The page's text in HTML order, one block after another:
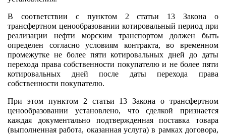
В соответствии с пунктом 2 статьи 13 Закона о
трансфертном ценообразовании котировальный период при
реализации нефти морским транспортом должен быть
определен согласно условиям контракта, во временном
промежутке не более пяти котировальных дней до даты
перехода права собственности покупателю и не более пяти
котировальных дней после даты перехода права
собственности покупателю.
При этом пунктом 2 статьи 13 Закона о трансфертном
ценообразовании установлено, что сделкой признается
каждая документально подтвержденная поставка товара
(выполненная работа, оказанная услуга) в рамках договора,